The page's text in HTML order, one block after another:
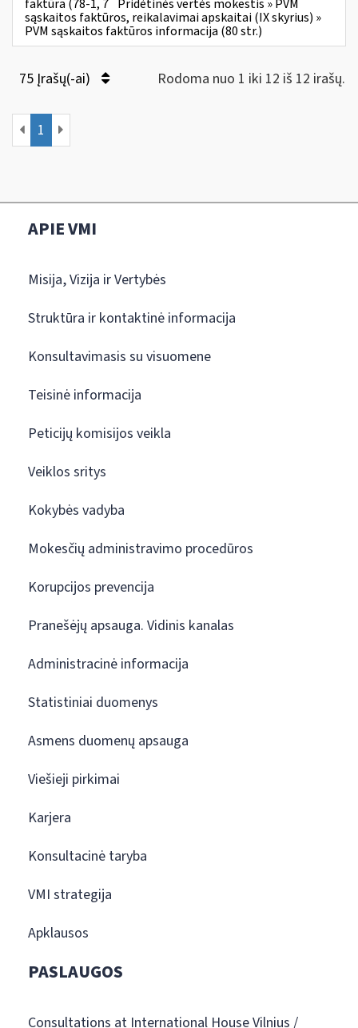
faktūra (78-1, 7 Pridėtinės vertės mokestis » PVM
sąskaitos faktūros, reikalavimai apskaitai (IX skyrius) »
PVM sąskaitos faktūros informacija (80 str.)
75 Įrašų(-ai) Rodoma nuo 1 iki 12 iš 12 irašų.
1
APIE VMI
Misija, Vizija ir Vertybės
Struktūra ir kontaktinė informacija
Konsultavimasis su visuomene
Teisinė informacija
Peticijų komisijos veikla
Veiklos sritys
Kokybės vadyba
Mokesčių administravimo procedūros
Korupcijos prevencija
Pranešėjų apsauga. Vidinis kanalas
Administracinė informacija
Statistiniai duomenys
Asmens duomenų apsauga
Viešieji pirkimai
Karjera
Konsultacinė taryba
VMI strategija
Apklausos
PASLAUGOS
Consultations at International House Vilnius /